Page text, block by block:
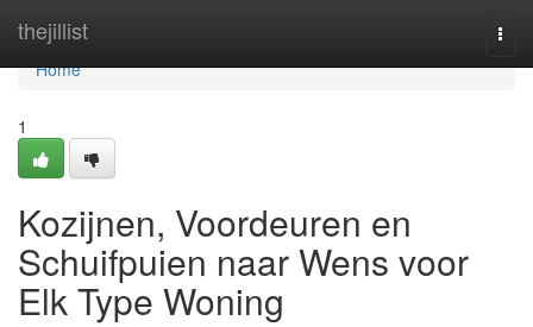
thejillist
Home
Home
1
Kozijnen, Voordeuren en
Schuifpuien naar Wens voor
Elk Type Woning